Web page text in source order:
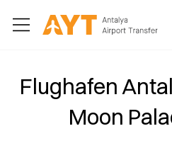
Flughafen
Moon